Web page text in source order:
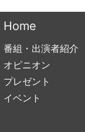
Home
番組・出演者紹介
オピニオン
プレゼント
イベント